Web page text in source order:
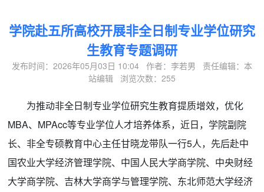
学院赴五所高校开展非全日制专业学位研究
生教育专题调研
发布时间：2026年05月03日 10:04 作者：李若男 责任编辑：本
站编辑 浏览次数： 255
为推动非全日制专业学位研究生教育提质增效，优化
MBA、MPAcc等专业学位人才培养体系，近日，学院副院
长、非全专硕教育中心主任甘晓龙带队一行5人，先后赴中
国农业大学经济管理学院、中国人民大学商学院、中央财经
大学商学院、吉林大学商学与管理学院、东北师范大学经济